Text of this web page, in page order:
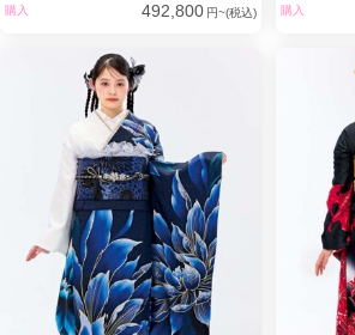
購入
492,800 円~(税込)
購入